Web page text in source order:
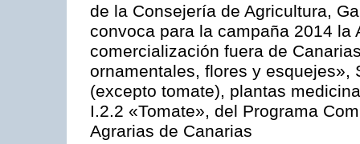
de la Consejería de Agricultura,
convoca para la campaña 2014 la
comercialización fuera de
ornamentales, flores y esquejes»,
(excepto tomate), plantas
I.2.2 «Tomate», del Programa
Agrarias de Canarias